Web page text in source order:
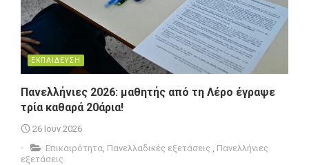
ΕΚΠΑΙΔΕΥΣΗ
Πανελλήνιες 2026: μαθητής από τη Λέρο έγραψε
τρία καθαρά 20άρια!
26 Ιουν 2026
Επικαιρότητα Πανελλαδικές εξετάσεις
Πανελλήνιες
εξετάσεις